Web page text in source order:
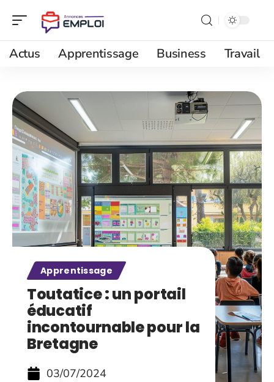
Actus Apprentissage Business Travail
Apprentissage
Toutatice : un portail
éducatif
incontournable pour la
Bretagne
03/07/2024